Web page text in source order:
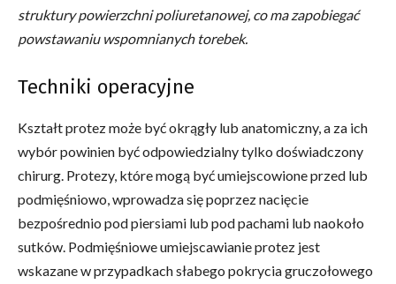
struktury powierzchni poliuretanowej, co ma zapobiegać
powstawaniu wspomnianych torebek.
Techniki operacyjne
Kształt protez może być okrągły lub anatomiczny, a za ich
wybór powinien być odpowiedzialny tylko doświadczony
chirurg. Protezy, które mogą być umiejscowione przed lub
podmięśniowo, wprowadza się poprzez nacięcie
bezpośrednio pod piersiami lub pod pachami lub naokoło
sutków. Podmięśniowe umiejscawianie protez jest
wskazane w przypadkach słabego pokrycia gruczołowego